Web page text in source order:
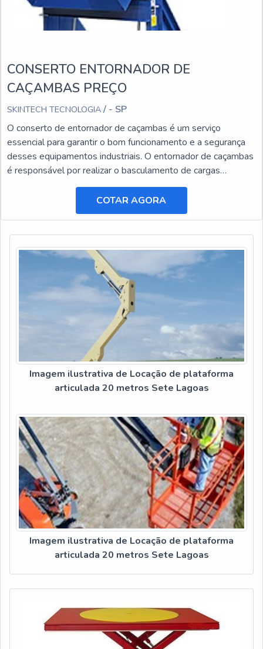
CONSERTO ENTORNADOR DE
CAÇAMBAS PREÇO
SKINTECH TECNOLOGIA / - SP
O conserto de entornador de caçambas é um serviço
essencial para garantir o bom funcionamento e a segurança
desses equipamentos industriais. O entornador de caçambas
é responsável por realizar o basculamento de cargas
pesadas, facilitando o transporte e a descarga de materiais.
COTAR AGORA
Imagem ilustrativa de Locação de plataforma
articulada 20 metros Sete Lagoas
Imagem ilustrativa de Locação de plataforma
articulada 20 metros Sete Lagoas